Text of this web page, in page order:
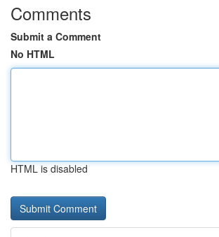
Comments
Submit a Comment
No HTML
HTML is disabled